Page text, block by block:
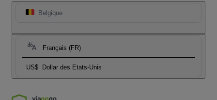
Belgique
Français (FR)
US$ Dollar des Etats-Unis